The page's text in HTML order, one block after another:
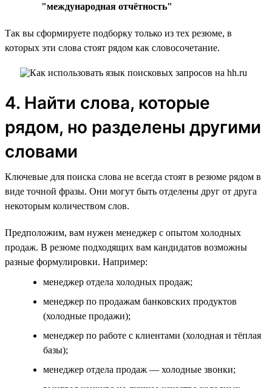
"международная отчётность"
Так вы сформируете подборку только из тех резюме, в
которых эти слова стоят рядом как словосочетание.
4. Найти слова, которые
рядом, но разделены другими
словами
Ключевые для поиска слова не всегда стоят в резюме рядом в
виде точной фразы. Они могут быть отделены друг от друга
некоторым количеством слов.
Предположим, вам нужен менеджер с опытом холодных
продаж. В резюме подходящих вам кандидатов возможны
разные формулировки. Например:
менеджер отдела холодных продаж;
менеджер по продажам банковских продуктов
(холодные продажи);
менеджер по работе с клиентами (холодная и тёплая
базы);
менеджер отдела продаж — холодные звонки;